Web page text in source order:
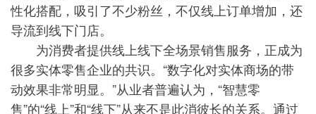
性化搭配，吸引了不少粉丝，不仅线上订单增加，还
导流到线下门店。
为消费者提供线上线下全场景销售服务，正成为
很多实体零售企业的共识。“数字化对实体商场的带
动效果非常明显。”从业者普遍认为，“智慧零
售”的“线上”和“线下”从来不是此消彼长的关系。通过